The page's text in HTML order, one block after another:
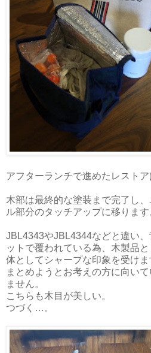
アフターランチで進めたレストア
木部は最終的な塗装まで完了し
ル部分のタッチアップに移ります
JBL4343やJBL4344などと違い
ットで覆われている為、木製品
体としてシャープな印象を受け
まとめようとお考えの方に向い
ません。
こちらも木目が美しい。
つづく…。